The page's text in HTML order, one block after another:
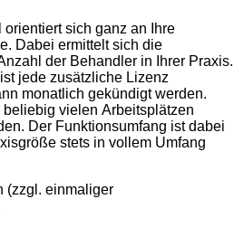
sich ganz an Ihre
Dabei ermittelt sich die
der Behandler in Ihrer Praxis.
jede zusätzliche Lizenz
monatlich gekündigt werden.
vielen Arbeitsplätzen
Der Funktionsumfang ist dabei
stets in vollem Umfang
(zzgl. einmaliger